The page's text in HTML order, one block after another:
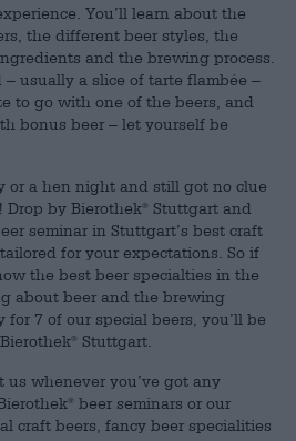
You’ll learn about the
the different beer styles, the
and the brewing process.
usually a slice of tarte flambée –
to go with one of the beers, and
bonus beer – let yourself be
or a hen night and still got no clue
Drop by Bierothek®
Stuttgart and
seminar in Stuttgart’s best craft
for your expectations. So if
the best beer specialties in the
about beer and the brewing
for 7 of our special beers, you’ll be
® Stuttgart.
us whenever you’ve got any
®
beer seminars or our
craft beers, fancy beer specialities